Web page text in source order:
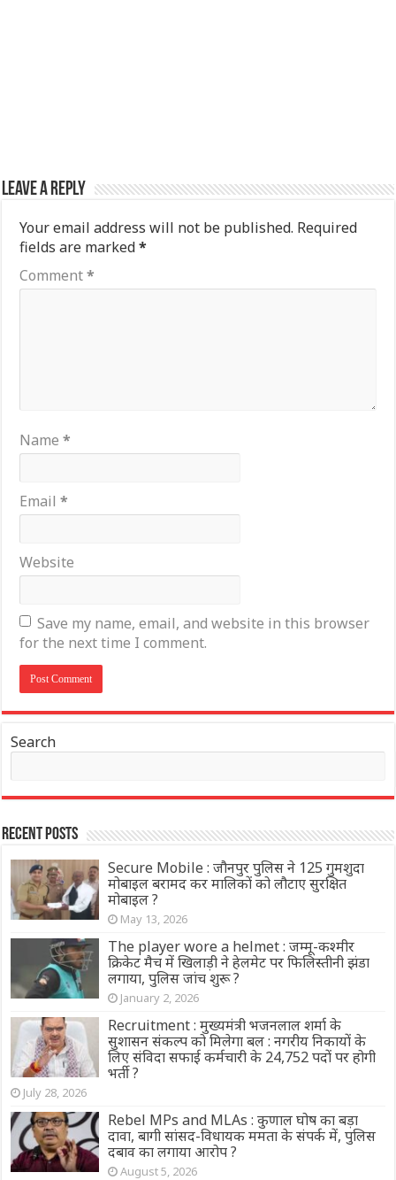
Leave a Reply
Your email address will not be published. Required
fields are marked*
Comment*
Name*
Email*
Website
Save my name, email, and website in this browser
for the next time I comment.
Search
Recent Posts
Secure Mobile : जौनपुर पुलिस ने 125 गुमशुदा
मोबाइल बरामद कर मालिकों को लौटाए सुरक्षित
मोबाइल ?
May 13, 2026
The player wore a helmet : जम्मू-कश्मीर
क्रिकेट मैच में खिलाड़ी ने हेलमेट पर फिलिस्तीनी झंडा
लगाया, पुलिस जांच शुरू ?
January 2, 2026
Recruitment : मुख्यमंत्री भजनलाल शर्मा के
सुशासन संकल्प को मिलेगा बल : नगरीय निकायों के
लिए संविदा सफाई कर्मचारी के 24,752 पदों पर होगी
भर्ती ?
July 28, 2026
Rebel MPs and MLAs : कुणाल घोष का बड़ा
दावा, बागी सांसद-विधायक ममता के संपर्क में, पुलिस
दबाव का लगाया आरोप ?
August 5, 2026